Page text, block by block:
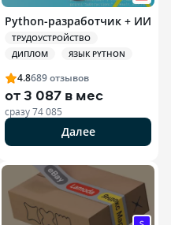
Python-разработчик + ИИ
ТРУДОУСТРОЙСТВО
ДИПЛОМ
ЯЗЫК PYTHON
4.8689отзывов
от3 087 в мес
сразу74 085
Далее